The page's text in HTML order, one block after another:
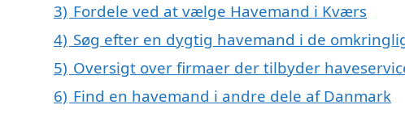
3) Fordele ved at vælge Havemand i Kværs
4) Søg efter en dygtig havemand i de
5) Oversigt over firmaer der tilbyder
6) Find en havemand i andre dele af Danmark